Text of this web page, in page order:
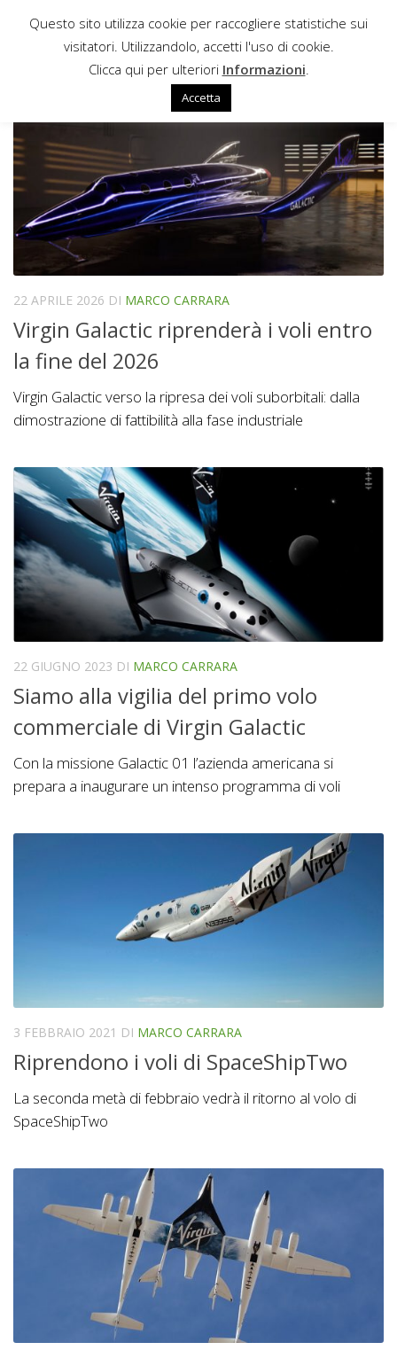
Sotto il contenuto
NEW MEXICO
22 APRILE 2026 DI MARCO CARRARA
Virgin Galactic riprenderà i voli entro
la fine del 2026
Virgin Galactic verso la ripresa dei voli suborbitali: dalla
dimostrazione di fattibilità alla fase industriale
22 GIUGNO 2023 DI MARCO CARRARA
Siamo alla vigilia del primo volo
commerciale di Virgin Galactic
Con la missione Galactic 01 l’azienda americana si
prepara a inaugurare un intenso programma di voli
3 FEBBRAIO 2021 DI MARCO CARRARA
Riprendono i voli di SpaceShipTwo
La seconda metà di febbraio vedrà il ritorno al volo di
SpaceShipTwo
Questo sito utilizza cookie per raccogliere statistiche sui
visitatori. Utilizzandolo, accetti l'uso di cookie.
Clicca qui per ulteriori Informazioni
Accetta